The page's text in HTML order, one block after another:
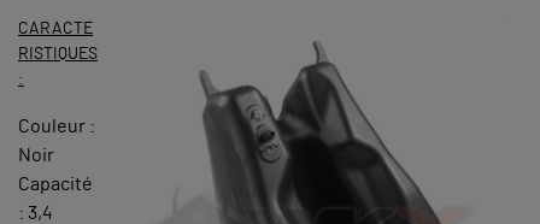
CARACTE
RISTIQUES
:
Couleur :
Noir
Capacité
: 3,4